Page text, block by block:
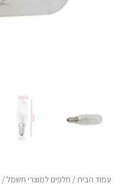
עמוד הבית/ חלפים למוצרי חשמל/